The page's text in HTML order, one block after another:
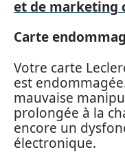
et de marketing
Carte
Votre carte
est
mauvaise
prolongée à la
encore un
électronique.